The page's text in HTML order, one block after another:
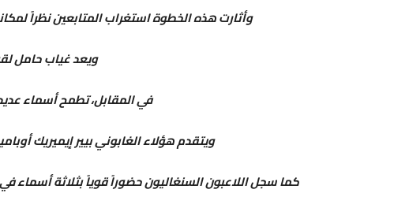
وأثارت هذه الخطوة استغراب المتابعين نظراً
ويعد غياب حامل
​في المقابل، تطمح أسماء
ويتقدم هؤلاء الغابوني بيير إيميريك
كما سجل اللاعبون السنغاليون حضوراً قوياً بثلاثة أسماء